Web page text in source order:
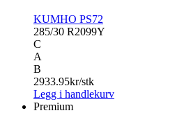
KUMHO PS72
285/30 R2099Y
C
A
B
2933.95kr/stk
Legg i handlekurv
Premium